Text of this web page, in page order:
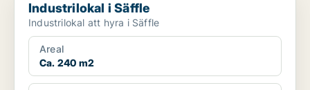
Industrilokal i Säffle
Industrilokal att hyra i Säffle
Areal
Ca. 240 m2